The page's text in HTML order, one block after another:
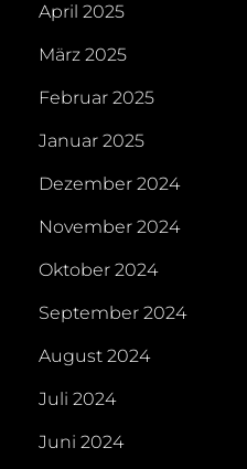
April 2025
März 2025
Februar 2025
Januar 2025
Dezember 2024
November 2024
Oktober 2024
September 2024
August 2024
Juli 2024
Juni 2024